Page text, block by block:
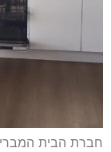
חברת הבית